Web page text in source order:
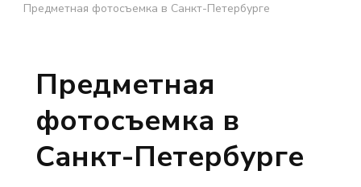
Предметная фотосъемка в Санкт-Петербурге
Предметная
фотосъемка в
Санкт-Петербурге